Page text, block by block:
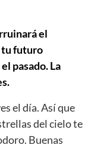
el
tu futuro
pasado. La
el día. Así que
del cielo te
Buenas